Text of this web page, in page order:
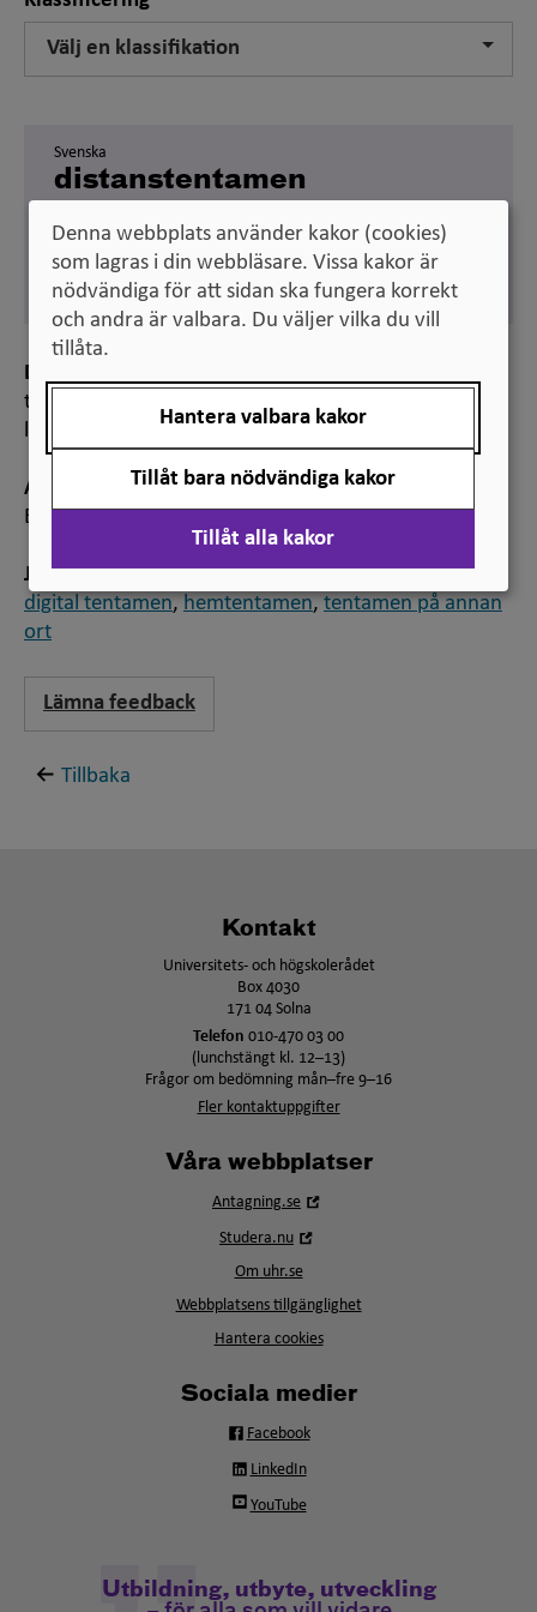
Välj en klassifikation
Svenska
distanstentamen
Engelska
remote examination
Synonym:off-campus examination
Definition
tentamen som genomförs på annat ställe än på det
lärosäte där studenten studerar
Anmärkning
En typ av distanstentamen är hemtentamen.
Jämför
digital tentamen, hemtentamen, tentamen på annan
ort
Lämna feedback
Tillbaka
Kontakt
Universitets- och högskolerådet
Box 4030
171 04 Solna
Telefon 010-470 03 00
(lunchstängt kl. 12–13)
Frågor om bedömning mån–fre 9–16
Fler kontaktuppgifter
Våra webbplatser
Antagning.se
Studera.nu
fönster
Om uhr.se
Webbplatsens tillgänglighet
Hantera cookies
Sociala medier
Facebook
LinkedIn
YouTube
Utbildning, utbyte, utveckling
Denna webbplats använder kakor (cookies)
som lagras i din webbläsare. Vissa kakor är
nödvändiga för att sidan ska fungera korrekt
och andra är valbara. Du väljer vilka du vill
tillåta.
Hantera valbara kakor
Tillåt bara nödvändiga kakor
Tillåt alla kakor